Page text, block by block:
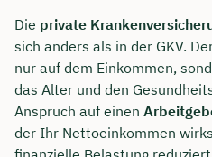
Die private
sich anders als in der GKV.
nur auf dem Einkommen,
das Alter und den
Anspruch auf einen
der Ihr Nettoeinkommen